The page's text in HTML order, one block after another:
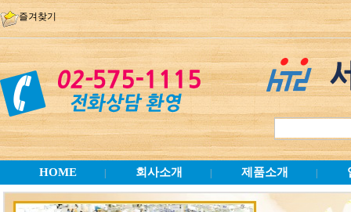
즐겨찾기
HOME 회사소개 제품소개